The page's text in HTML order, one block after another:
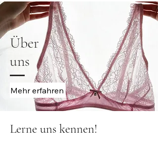
Über
uns
Mehr erfahren
Lerne uns kennen!